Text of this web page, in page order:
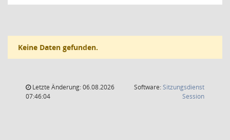
Keine Daten gefunden.
Letzte Änderung: 06.08.2026
07:46:04
Software:Sitzungsdienst
Session(Wird in